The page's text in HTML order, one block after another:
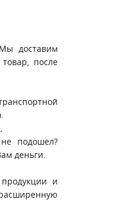
доставим
после
.
подошел?
деньги.
и